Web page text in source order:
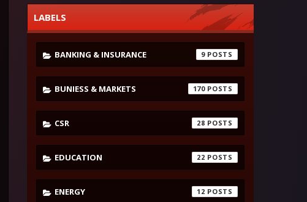
LABELS
BANKING & INSURANCE 9
BUNIESS & MARKETS 170
CSR 28
EDUCATION 22
ENERGY 12